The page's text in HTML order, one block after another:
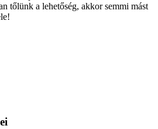
tőlünk a lehetőség, akkor semmi mást